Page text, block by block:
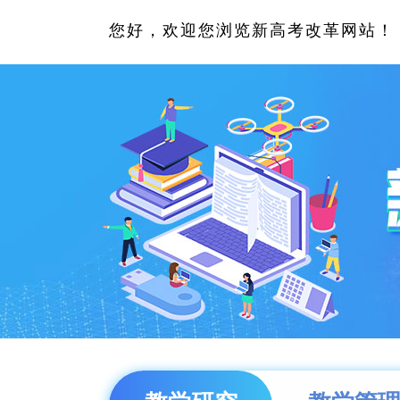
您好，欢迎您浏览新高考改革网站！